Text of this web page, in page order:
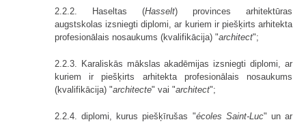
2.2.2. Haseltas (Hasselt) provinces arhitektūras
augstskolas izsniegti diplomi, ar kuriem ir piešķirts arhitekta
profesionālais nosaukums (kvalifikācija) "architect";
2.2.3. Karaliskās mākslas akadēmijas izsniegti diplomi, ar
kuriem ir piešķirts arhitekta profesionālais nosaukums
(kvalifikācija) "architecte" vai "architect";
2.2.4. diplomi, kurus piešķīrušas "écoles Saint-Luc" un ar